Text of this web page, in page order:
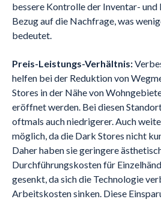
bessere Kontrolle der Inventar-
Bezug auf die Nachfrage, was
bedeutet.
Preis-Leistungs-Verhältnis:
helfen bei der Reduktion von
Stores in der Nähe von
eröffnet werden. Bei diesen
oftmals auch niedrigerer. Auch
möglich, da die Dark Stores nicht
Daher haben sie geringere
Durchführungskosten für
gesenkt, da sich die Technologie
Arbeitskosten sinken. Diese